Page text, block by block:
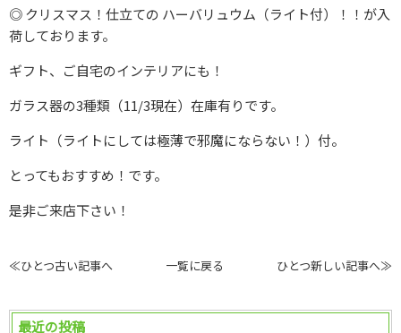
◎ クリスマス！仕立ての ハーバリュウム（ライト付）！！が入
荷しております。
ギフト、ご自宅のインテリアにも！
ガラス器の3種類（11/3現在）在庫有りです。
ライト（ライトにしては極薄で邪魔にならない！）付。
とってもおすすめ！です。
是非ご来店下さい！
≪ひとつ古い記事へ 一覧に戻る ひとつ新しい記事へ≫
最近の投稿